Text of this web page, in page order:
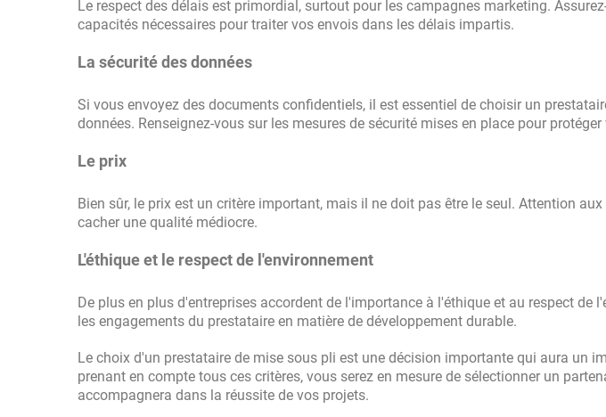
Le respect des délais est primordial, surtout pour les campagnes marketing.
capacités nécessaires pour traiter vos envois dans les délais impartis.
La sécurité des données
Si vous envoyez des documents confidentiels, il est essentiel de choisir un
données. Renseignez-vous sur les mesures de sécurité mises en place pour
Le prix
Bien sûr, le prix est un critère important, mais il ne doit pas être le seul. Attention
cacher une qualité médiocre.
L'éthique et le respect de l'environnement
De plus en plus d'entreprises accordent de l'importance à l'éthique et au respect de
les engagements du prestataire en matière de développement durable.
Le choix d'un prestataire de mise sous pli est une décision importante qui aura un
prenant en compte tous ces critères, vous serez en mesure de sélectionner un
accompagnera dans la réussite de vos projets.